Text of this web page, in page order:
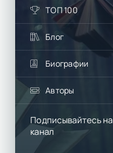
ТОП 100
Блог
Биографии
Авторы
Подписывайтесь на
канал